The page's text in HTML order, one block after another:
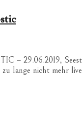
lange nicht mehr